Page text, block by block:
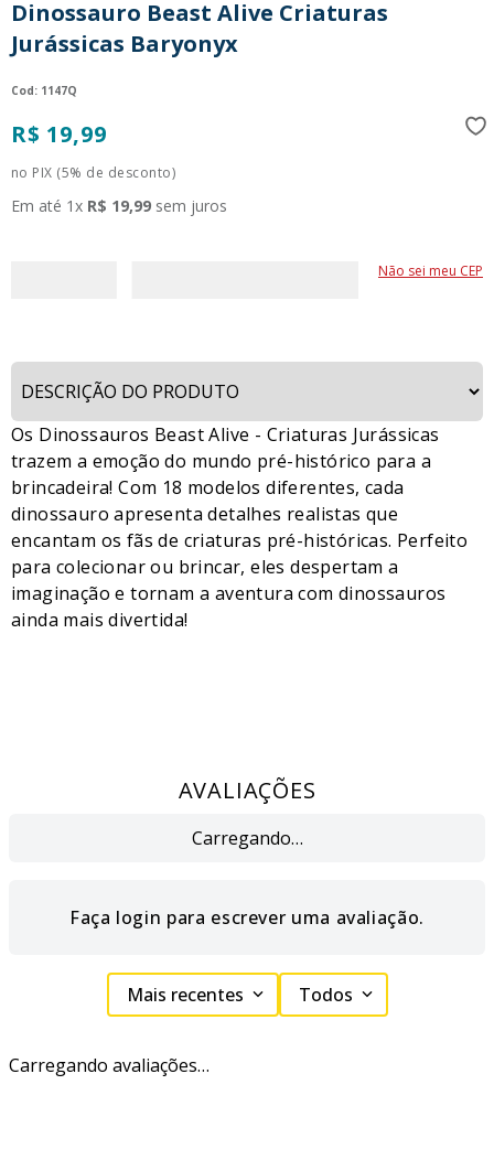
Dinossauro Beast Alive Criaturas
Jurássicas Baryonyx
: 1147Q
R$ 19,99
no PIX (5% de desconto)
Em até 1x R$ 19,99 sem juros
Não sei meu CEP
Os Dinossauros Beast Alive - Criaturas Jurássicas
trazem a emoção do mundo pré-histórico para a
brincadeira! Com 18 modelos diferentes, cada
dinossauro apresenta detalhes realistas que
encantam os fãs de criaturas pré-históricas. Perfeito
para colecionar ou brincar, eles despertam a
imaginação e tornam a aventura com dinossauros
ainda mais divertida!
AVALIAÇÕES
Carregando…
Faça login para escrever uma avaliação.
Mais recentes Todos
Carregando avaliações…
9º
guerreiras kpop
10 º bluey